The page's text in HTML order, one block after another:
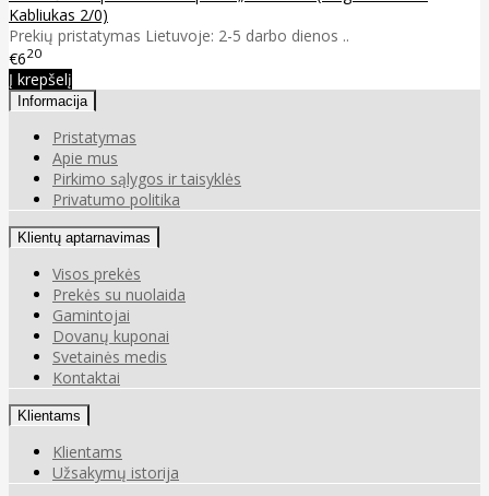
Kabliukas 2/0)
Prekių pristatymas Lietuvoje: 2-5 darbo dienos ..
€620
Į krepšelį
Informacija
Pristatymas
Apie mus
Pirkimo sąlygos ir taisyklės
Privatumo politika
Klientų aptarnavimas
Visos prekės
Prekės su nuolaida
Gamintojai
Dovanų kuponai
Svetainės medis
Kontaktai
Klientams
Klientams
Užsakymų istorija